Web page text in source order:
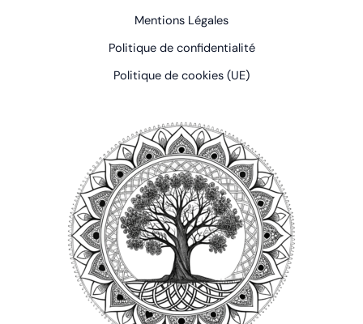
Mentions Légales
Politique de confidentialité
Politique de cookies (UE)